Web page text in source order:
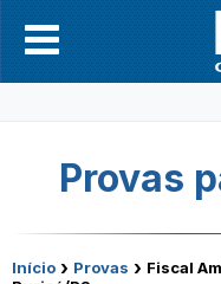
Provas
Início › Provas › Fiscal